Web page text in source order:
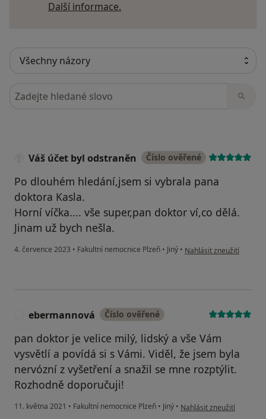
Další informace.
Hledejte v názorech
Váš účet byl odstraněn Číslo ověřené
Po dlouhém hledání,jsem si vybrala pana
doktora Kasla.
Horní víčka.... vše super,pan doktor ví,co dělá.
Jinam už bych nešla.
4. července 2023 • Fakultní nemocnice Plzeň • Jiný • podle názoru uživatele
Nahlásit zneužití
ebermannová Číslo ověřené
pan doktor je velice milý, lidský a vše Vám
vysvětlí a povídá si s Vámi. Viděl, že jsem byla
nervózní z vyšetření a snažil se mne rozptýlit.
Rozhodně doporučuji!
11. května 2021 • Fakultní nemocnice Plzeň • Jiný • podle názoru uživatele
Nahlásit zneužití